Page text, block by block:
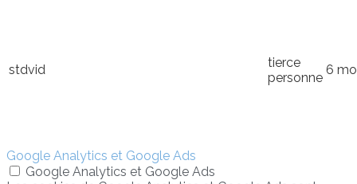
stdvid
tierce
personne
6
Google Analytics et Google Ads
Google Analytics et Google Ads